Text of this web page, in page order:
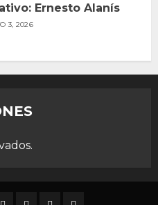
Ernesto Alanís
3, 2026
DEPORTES
ENTRETENIMIENTO
CIENCIAOPINION